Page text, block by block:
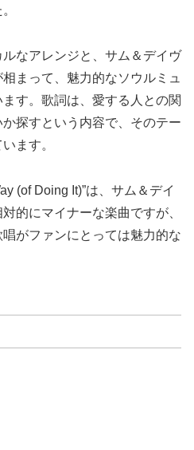
なアレンジと、サム＆デイヴ
まって、魅力的なソウルミュ
す。歌詞は、愛する人との関
探すという内容で、そのテー
ます。
(of Doing It)”は、サム＆デイ
的にマイナーな楽曲ですが、
がファンにとっては魅力的な